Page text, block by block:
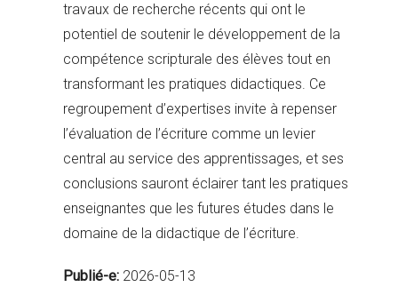
travaux de recherche récents qui ont le
potentiel de soutenir le développement de la
compétence scripturale des élèves tout en
transformant les pratiques didactiques. Ce
regroupement d’expertises invite à repenser
l’évaluation de l’écriture comme un levier
central au service des apprentissages, et ses
conclusions sauront éclairer tant les pratiques
enseignantes que les futures études dans le
domaine de la didactique de l’écriture.
Publié-e: 2026-05-13